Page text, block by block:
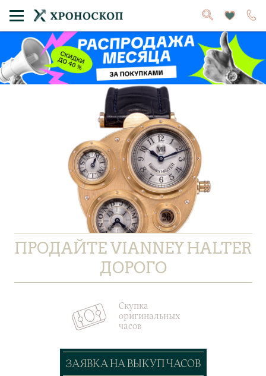
ПРОДАЙТЕ VIANNEY HALTER
ДОРОГО
Скупка
оригинальных
часов
ЗАЯВКА НА ВЫКУП ЧАСОВ